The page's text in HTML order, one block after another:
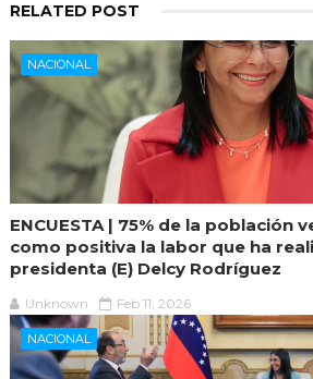
RELATED POST
NACIONAL
ENCUESTA | 75% de la población
como positiva la labor que ha
presidenta (E) Delcy Rodríguez
Unknown Feb 11, 2026
NACIONAL